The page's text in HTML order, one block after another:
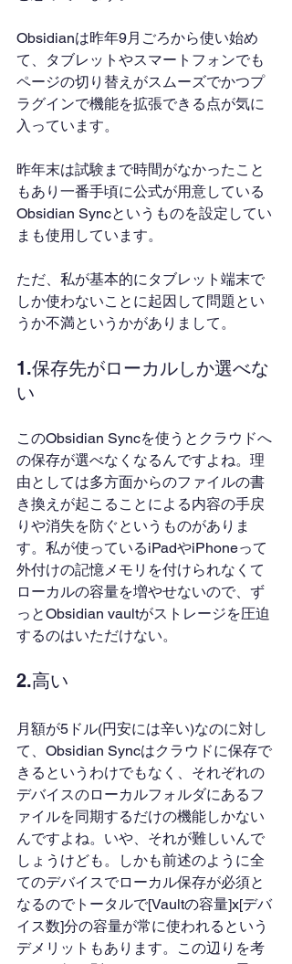
Obsidianは昨年9月ごろから使い始め
て、タブレットやスマートフォンでも
ページの切り替えがスムーズでかつプ
ラグインで機能を拡張できる点が気に
入っています。
昨年末は試験まで時間がなかったこと
もあり一番手頃に公式が用意している
Obsidian Syncというものを設定してい
まも使用しています。
ただ、私が基本的にタブレット端末で
しか使わないことに起因して問題とい
うか不満というかがありまして。
1.保存先がローカルしか選べな
い
このObsidian Syncを使うとクラウドへ
の保存が選べなくなるんですよね。理
由としては多方面からのファイルの書
き換えが起こることによる内容の手戻
りや消失を防ぐというものがありま
す。私が使っているiPadやiPhoneって
外付けの記憶メモリを付けられなくて
ローカルの容量を増やせないので、ず
っとObsidian vaultがストレージを圧迫
するのはいただけない。
2.高い
月額が5ドル(円安には辛い)なのに対し
て、Obsidian Syncはクラウドに保存で
きるというわけでもなく、それぞれの
デバイスのローカルフォルダにあるフ
ァイルを同期するだけの機能しかない
んですよね。いや、それが難しいんで
しょうけども。しかも前述のように全
てのデバイスでローカル保存が必須と
なるのでトータルで[Vaultの容量]x[デバ
イス数]分の容量が常に使われるという
デメリットもあります。この辺りを考